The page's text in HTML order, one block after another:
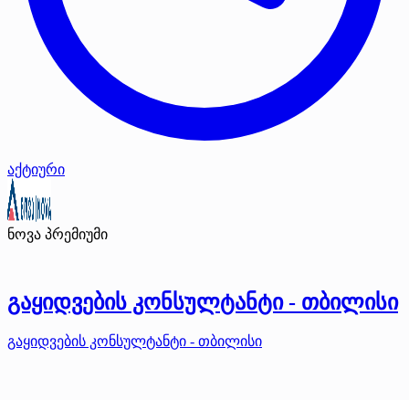
აქტიური
ნოვა პრემიუმი
გაყიდვების კონსულტანტი - თბილისი
გაყიდვების კონსულტანტი - თბილისი